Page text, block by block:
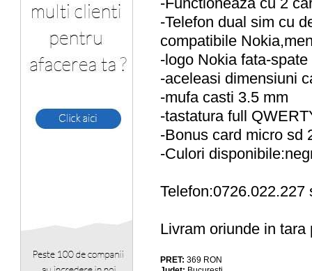
-Telefon dual sim cu
compatibile
-logo Nokia fata-spate
-aceleasi dimensiuni
-mufa casti 3.5 mm
-tastatura full
-Bonus card micro sd
-Culori
Telefon:0726.022.227
Livram oriunde in
PRET: 369 RON